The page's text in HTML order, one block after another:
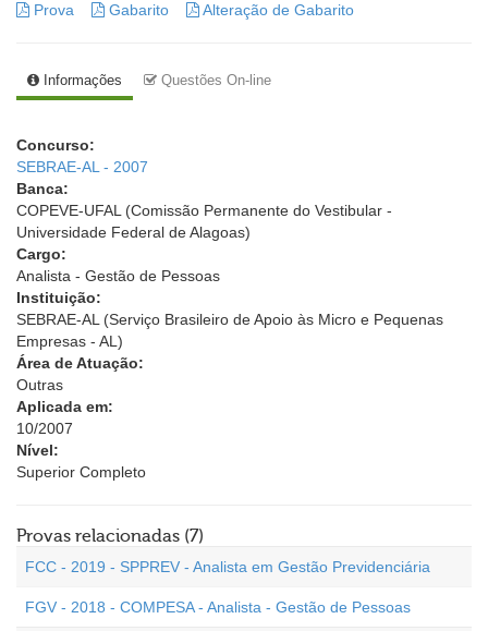
Prova Gabarito Alteração de Gabarito
Informações Questões On-line
Concurso:
SEBRAE-AL - 2007
Banca:
COPEVE-UFAL (Comissão Permanente do Vestibular -
Universidade Federal de Alagoas)
Cargo:
Analista - Gestão de Pessoas
Instituição:
SEBRAE-AL (Serviço Brasileiro de Apoio às Micro e Pequenas
Empresas - AL)
Área de Atuação:
Outras
Aplicada em:
10/2007
Nível:
Superior Completo
Provas relacionadas (7)
FCC - 2019 - SPPREV - Analista em Gestão Previdenciária
FGV - 2018 - COMPESA - Analista - Gestão de Pessoas